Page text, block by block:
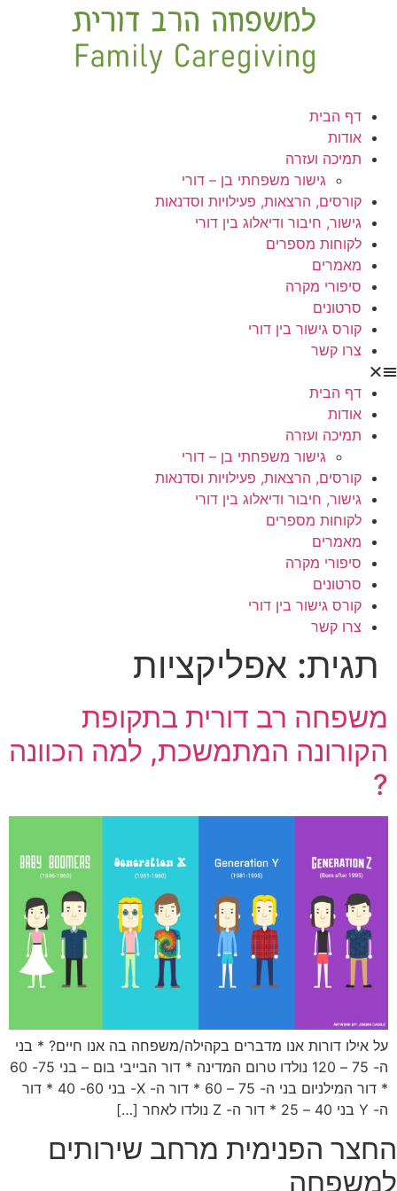
דף הבית
אודות
תמיכה ועזרה
גישור משפחתי בן – דורי
קורסים, הרצאות, פעילויות וסדנאות
גישור, חיבור ודיאלוג בין דורי
לקוחות מספרים
מאמרים
סיפורי מקרה
סרטונים
קורס גישור בין דורי
צרו קשר
דף הבית
אודות
תמיכה ועזרה
גישור משפחתי בן – דורי
קורסים, הרצאות, פעילויות וסדנאות
גישור, חיבור ודיאלוג בין דורי
לקוחות מספרים
מאמרים
סיפורי מקרה
סרטונים
קורס גישור בין דורי
צרו קשר
תגית: אפליקציות
משפחה רב דורית בתקופת
הקורונה המתמשכת, למה הכוונה
?
על אילו דורות אנו מדברים בקהילה/משפחה בה אנו חיים? * בני
ה- 75 – 120 נולדו טרום המדינה * דור הבייבי בום – בני 75- 60
* דור המילניום בני ה- 75 – 60 * דור ה- X- בני 60- 40 * דור
ה- Y בני 40 – 25 * דור ה- Z נולדו לאחר […]
החצר הפנימית מרחב שירותים
למשפחה